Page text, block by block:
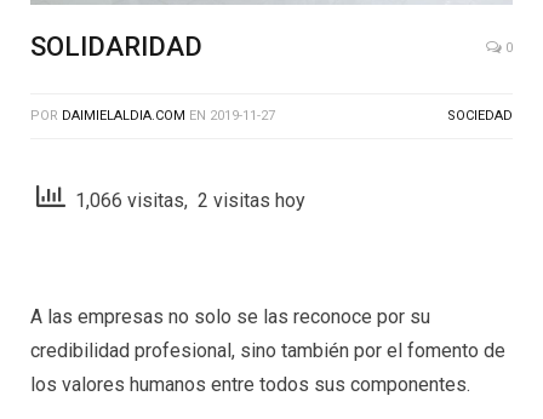
SOLIDARIDAD 0
POR DAIMIELALDIA.COM EN 2019-11-27 SOCIEDAD
1,066 visitas, 2 visitas hoy
A las empresas no solo se las reconoce por su
credibilidad profesional, sino también por el fomento de
los valores humanos entre todos sus componentes.